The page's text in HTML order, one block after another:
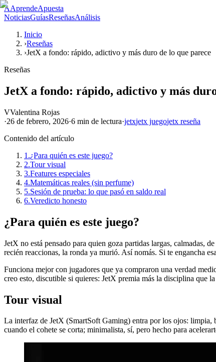
AAprendeApuesta
NoticiasGuíasReseñasAnálisis
Inicio
›Reseñas
›JetX a fondo: rápido, adictivo y más duro de lo que parece
Reseñas
JetX a fondo: rápido, adictivo y más
VValentina Rojas
·26 de febrero, 2026·6 min de lectura·jetxjetx juegojetx reseña
Contenido del artículo
1.¿Para quién es este juego?
2.Tour visual
3.Features especiales
4.Matemáticas reales (sin perfume)
5.Sesión de prueba: lo que pasó en saldo real
6.Veredicto honesto
¿Para quién es este juego?
JetX no está pensado para quien goza partidas largas, calmadas,
recién reaccionas, la ronda ya murió. Así nomás. Si te engancha
Funciona mejor con jugadores que ya compraron una verdad
creo esto, discutible si quieres: JetX premia más la disciplina que
Tour visual
La interfaz de JetX (SmartSoft Gaming) entra por los ojos:
cuando el cohete se corta; minimalista, sí, pero hecho para